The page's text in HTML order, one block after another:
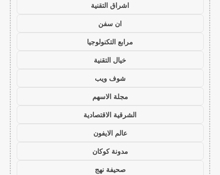
اشراق التقنية
ان سفن
مرابع التكنولوجيا
خيال التقنية
شوف ويب
مجلة الاسهم
الشرقية الاقتصادية
عالم الايفون
مدونة كوكان
صحيفة نهج